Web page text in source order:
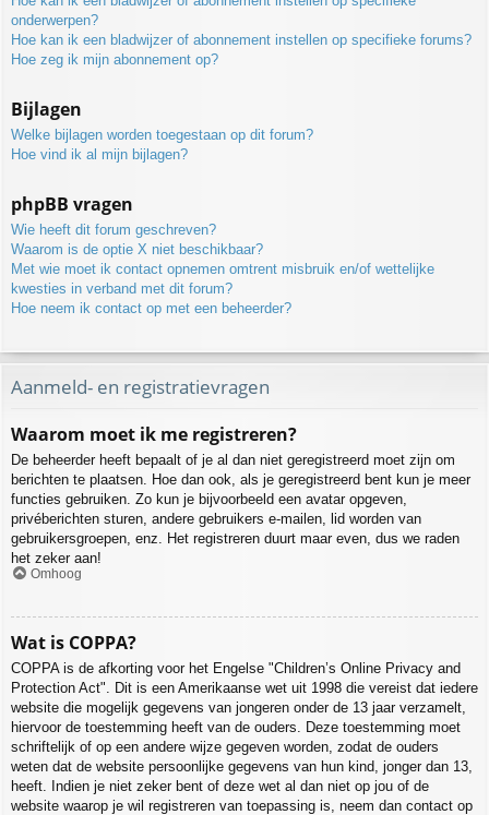
onderwerpen?
Hoe kan ik een bladwijzer of abonnement instellen op specifieke forums?
Hoe zeg ik mijn abonnement op?
Bijlagen
Welke bijlagen worden toegestaan op dit forum?
Hoe vind ik al mijn bijlagen?
phpBB vragen
Wie heeft dit forum geschreven?
Waarom is de optie X niet beschikbaar?
Met wie moet ik contact opnemen omtrent misbruik en/of wettelijke
kwesties in verband met dit forum?
Hoe neem ik contact op met een beheerder?
Aanmeld- en registratievragen
Waarom moet ik me registreren?
De beheerder heeft bepaalt of je al dan niet geregistreerd moet zijn om
berichten te plaatsen. Hoe dan ook, als je geregistreerd bent kun je meer
functies gebruiken. Zo kun je bijvoorbeeld een avatar opgeven,
privéberichten sturen, andere gebruikers e-mailen, lid worden van
gebruikersgroepen, enz. Het registreren duurt maar even, dus we raden
het zeker aan!
Omhoog
Wat is COPPA?
COPPA is de afkorting voor het Engelse "Children’s Online Privacy and
Protection Act". Dit is een Amerikaanse wet uit 1998 die vereist dat iedere
website die mogelijk gegevens van jongeren onder de 13 jaar verzamelt,
hiervoor de toestemming heeft van de ouders. Deze toestemming moet
schriftelijk of op een andere wijze gegeven worden, zodat de ouders
weten dat de website persoonlijke gegevens van hun kind, jonger dan 13,
heeft. Indien je niet zeker bent of deze wet al dan niet op jou of de
website waarop je wil registreren van toepassing is, neem dan contact op